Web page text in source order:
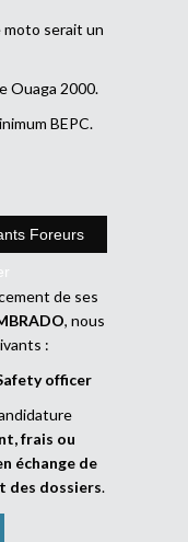
moto serait un
Ouaga 2000.
BEPC.
Foreurs
de ses
, nous
:
officer
frais ou
échange de
des dossiers.